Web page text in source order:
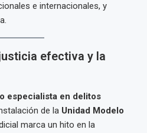
e internacionales, y
efectiva y la
especialista en delitos
de la Unidad Modelo
marca un hito en la